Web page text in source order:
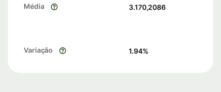
Média 3.170,2086
Variação 1.94%